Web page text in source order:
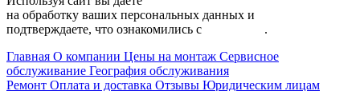
на обработку ваших персональных данных и
подтверждаете, что ознакомились с
.
Главная О компании Цены на монтаж Сервисное
обслуживание География обслуживания
Ремонт Оплата и доставка Отзывы Юридическим лицам